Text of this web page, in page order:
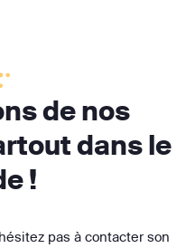
de nos
dans le
!
pas à contacter son